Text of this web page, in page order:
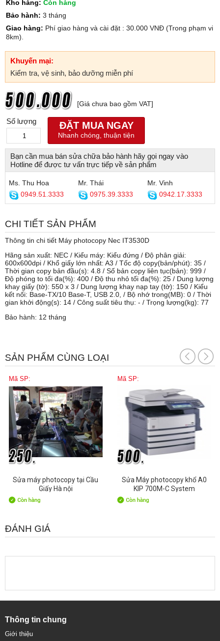
Kho hàng: Còn hàng
Bảo hành: 3 tháng
Giao hàng: Phí giao hàng và cài đặt : 30.000 VNĐ (Trong phạm vi
8km).
Khuyến mại:
Kiểm tra, vệ sinh, bảo dưỡng miễn phí
[Giá chưa bao gồm VAT]
Số lượng ĐẶT MUA NGAY
Nhanh chóng, thuận tiện
Bạn cần mua bán sửa chữa bảo hành hãy gọi ngay vào
Hotline để được tư vấn trực tiếp về sản phẩm
Ms. Thu Hoa
0949.51.3333
Mr. Thái
0975.39.3333
Mr. Vinh
0942.17.3333
CHI TIẾT SẢN PHẨM
Thông tin chi tiết Máy photocopy Nec IT3530D
Hãng sản xuất: NEC / Kiểu máy: Kiểu đứng / Độ phân giải:
600x600dpi / Khổ giấy lớn nhất: A3 / Tốc độ copy(bản/phút): 35 /
Thời gian copy bản đầu(s): 4.8 / Số bản copy liên tục(bản): 999 /
Độ phóng to tối đa(%): 400 / Độ thu nhỏ tối đa(%): 25 / Dung lượng
khay giấy (tờ): 550 x 3 / Dung lượng khay nạp tay (tờ): 150 / Kiểu
kết nối: Base-TX/10 Base-T, USB 2.0, / Bộ nhớ trong(MB): 0 / Thời
gian khởi động(s): 14 / Công suất tiêu thụ: - / Trọng lượng(kg): 77
Bảo hành: 12 tháng
SẢN PHẨM CÙNG LOẠI
Mã SP:
Sửa máy photocopy tại Cầu
Giấy Hà nội
Mã SP:
Sửa Máy photocopy khổ A0
KIP 700M-C System
ĐÁNH GIÁ
Thông tin chung
Giới thiệu